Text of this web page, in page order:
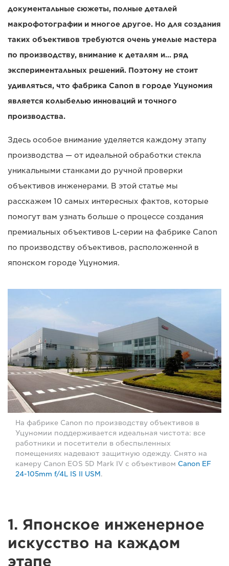
документальные сюжеты, полные деталей
макрофотографии и многое другое. Но для создания
таких объективов требуются очень умелые мастера
по производству, внимание к деталям и… ряд
экспериментальных решений. Поэтому не стоит
удивляться, что фабрика Canon в городе Уцуномия
является колыбелью инноваций и точного
производства.
Здесь особое внимание уделяется каждому этапу
производства — от идеальной обработки стекла
уникальными станками до ручной проверки
объективов инженерами. В этой статье мы
расскажем 10 самых интересных фактов, которые
помогут вам узнать больше о процессе создания
премиальных объективов L-серии на фабрике Canon
по производству объективов, расположенной в
японском городе Уцуномия.
На фабрике Canon по производству объективов в
Уцуномии поддерживается идеальная чистота: все
работники и посетители в обеспыленных
помещениях надевают защитную одежду. Снято на
камеру Canon EOS 5D Mark IV с объективом Canon EF
24-105mm f/4L IS II USM.
1. Японское инженерное
искусство на каждом
этапе